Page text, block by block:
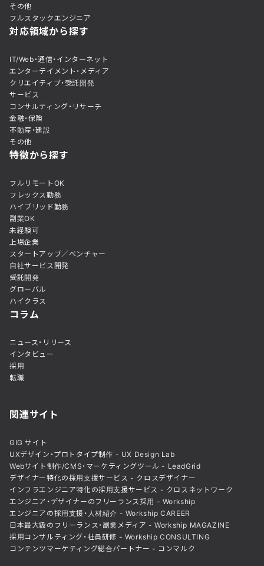
その他
フルスタックエンジニア
対応領域から探す
IT/Web・通信・インターネット
エンターテイメント・メディア
クリエイティブ・受託開発
サービス
コンサルティング・リサーチ
金融・保険
不動産・建設
その他
特徴から探す
フルリモートOK
フレックス勤務
ハイブリッド勤務
副業OK
未経験可
上場企業
スタートアップ／ベンチャー
自社サービス開発
受託開発
グローバル
ハイクラス
コラム
ニュース・リリース
インタビュー
採用
転職
関連サイト
GIG サイト
UXデザイン・プロトタイプ制作 - UX Design Lab
Webサイト制作/CMS・マーケティングツール - LeadGrid
デザイナー特化の採用支援サービス - クロスデザイナー
インフラエンジニア特化の採用支援サービス - クロスネットワーク
エンジニア・デザイナーのフリーランス採用 - Workship
エンジニアの採用支援・人材紹介 - Workship CAREER
日本最大級のフリーランス・副業メディア - Workship MAGAZINE
採用コンサルティング・社員研修 - Workship CONSULTING
コンテンツマーケティング総合パートナー - コンマルク